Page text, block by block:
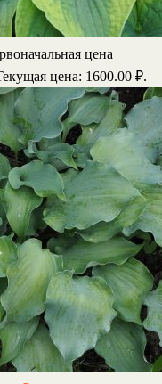
цена
цена: 1600.00 ₽.